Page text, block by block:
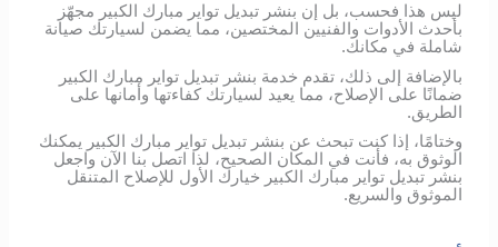
ليس هذا فحسب، بل إن بنشر تبديل تواير مبارك الكبير مجهّز
بأحدث الأدوات والفنيين المختصين، مما يضمن لسيارتك صيانة
شاملة في مكانك.
بالإضافة إلى ذلك، تقدم خدمة بنشر تبديل تواير مبارك الكبير
ضمانًا على الإصلاح، مما يعيد لسيارتك كفاءتها وأمانها على
الطريق.
وختامًا، إذا كنت تبحث عن بنشر تبديل تواير مبارك الكبير يمكنك
الوثوق به، فأنت في المكان الصحيح، لذا اتصل بنا الآن واجعل
بنشر تبديل تواير مبارك الكبير خيارك الأول للإصلاح المتنقل
الموثوق والسريع.